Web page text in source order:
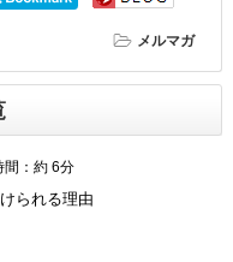
メルマガ
間：約 6分
られる理由